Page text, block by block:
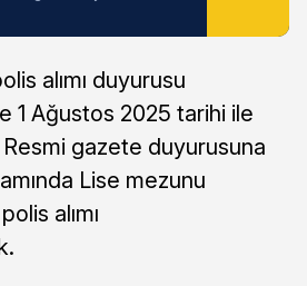
alımı duyurusu
1 Ağustos 2025 tarihi ile
Resmi gazete duyurusuna
Lise mezunu
alımı